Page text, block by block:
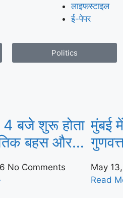
लाइफस्टाइल
ई-पेपर
Politics
4 बजे शुरू होता
बहस और
चिंता के
के बीएलओ को
No Comments
मुंबई
बढ़ने
May
Read